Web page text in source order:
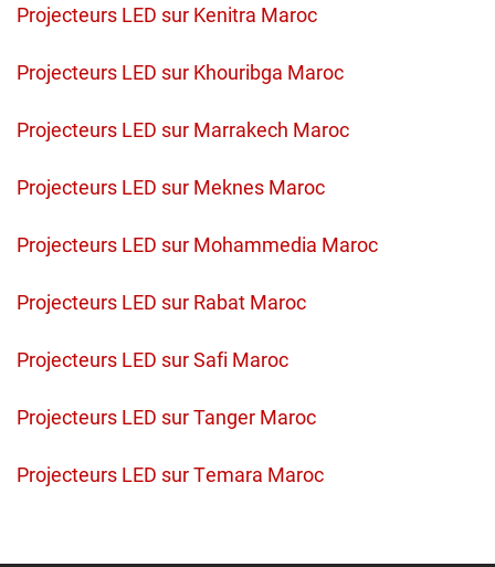
Projecteurs LED sur Kenitra Maroc
Projecteurs LED sur Khouribga Maroc
Projecteurs LED sur Marrakech Maroc
Projecteurs LED sur Meknes Maroc
Projecteurs LED sur Mohammedia Maroc
Projecteurs LED sur Rabat Maroc
Projecteurs LED sur Safi Maroc
Projecteurs LED sur Tanger Maroc
Projecteurs LED sur Temara Maroc